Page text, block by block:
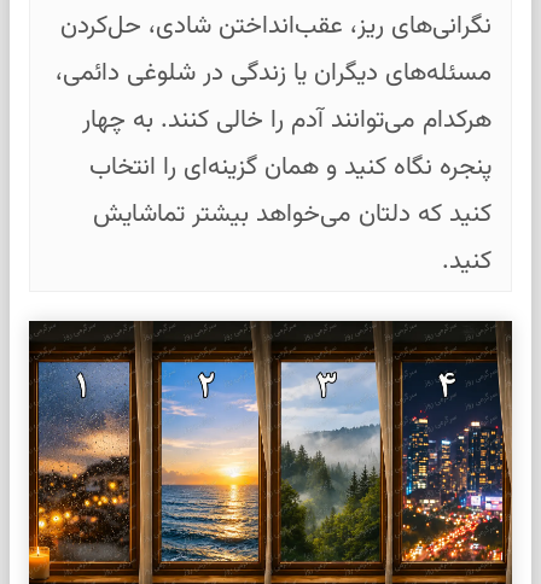
نگرانی‌های ریز، عقب‌انداختن شادی، حل‌کردن
مسئله‌های دیگران یا زندگی در شلوغی دائمی،
هرکدام می‌توانند آدم را خالی کنند. به چهار
پنجره نگاه کنید و همان گزینه‌ای را انتخاب
کنید که دلتان می‌خواهد بیشتر تماشایش
کنید.